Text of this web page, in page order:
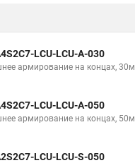
LCU-LCU-A-030
армирование на концах, 30м
LCU-LCU-A-050
армирование на концах, 50м
LCU-LCU-S-050